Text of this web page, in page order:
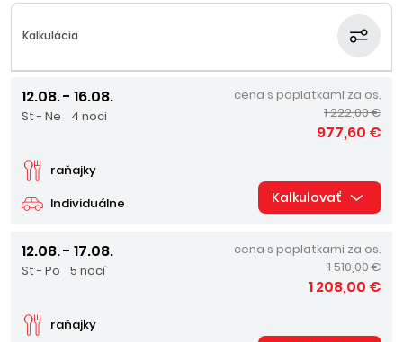
Kalkulácia
12.08. - 16.08.
St - Ne 4 noci
Individuálne
raňajky
cena s poplatkami za os.
1 222,00 €
977,60 €
Kalkulovať
12.08. - 17.08.
St - Po 5 nocí
raňajky
cena s poplatkami za os.
1 510,00 €
1 208,00 €